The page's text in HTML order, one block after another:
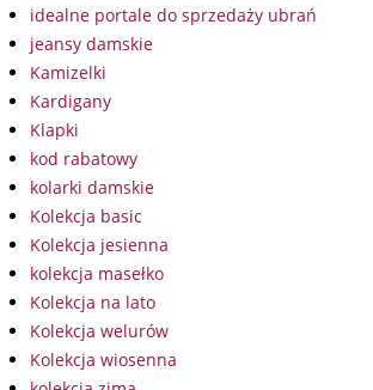
idealne portale do sprzedaży ubrań
jeansy damskie
Kamizelki
Kardigany
Klapki
kod rabatowy
kolarki damskie
Kolekcja basic
Kolekcja jesienna
kolekcja masełko
Kolekcja na lato
Kolekcja welurów
Kolekcja wiosenna